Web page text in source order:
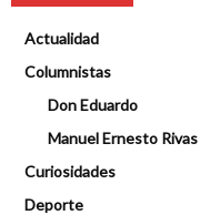
Actualidad
Columnistas
Don Eduardo
Manuel Ernesto Rivas
Curiosidades
Deporte